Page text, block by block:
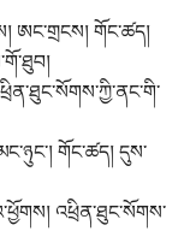
ཨང་གྲངས། གོང་ཚད།
གོང་ཚད། དུས་
འཕྲིན་ཐུང་སོགས་